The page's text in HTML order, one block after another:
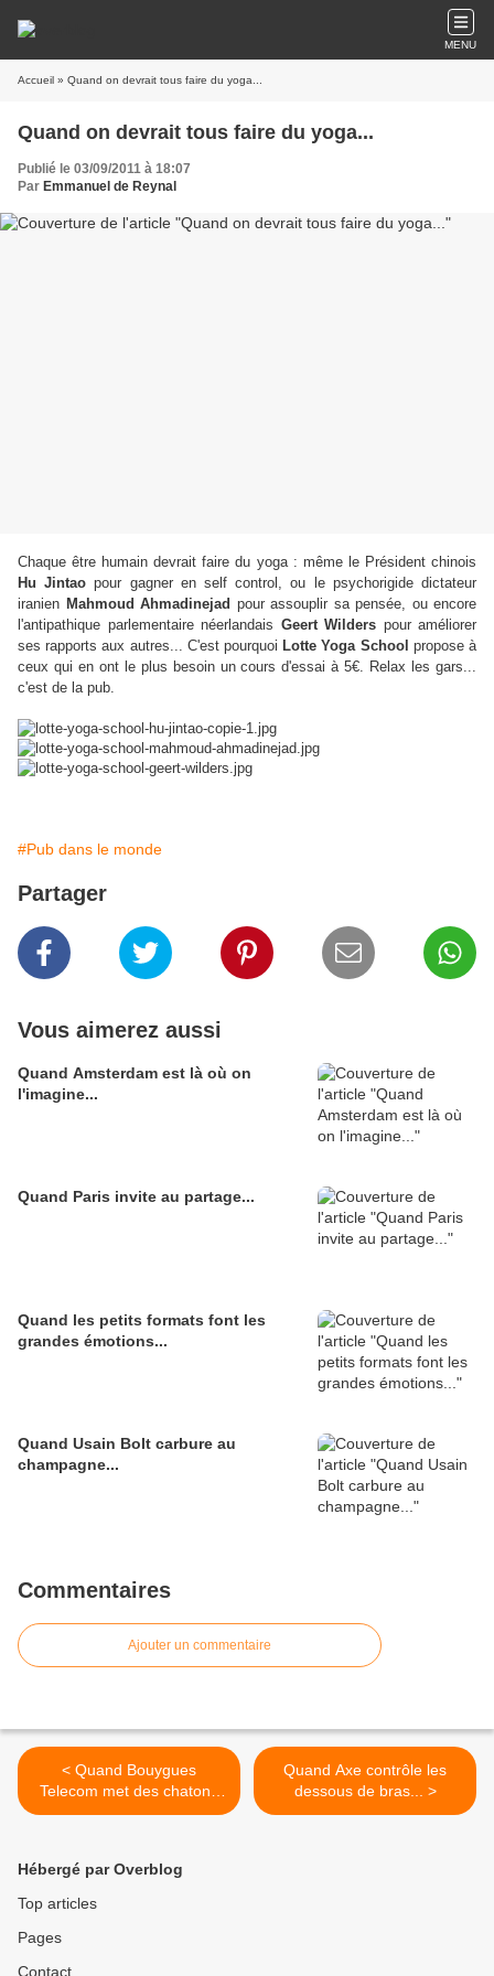
MENU
Accueil » Quand on devrait tous faire du yoga...
Quand on devrait tous faire du yoga...
Publié le 03/09/2011 à 18:07
Par Emmanuel de Reynal
Chaque être humain devrait faire du yoga : même le Président chinois
Hu Jintao pour gagner en self control, ou le psychorigide dictateur
iranien Mahmoud Ahmadinejad pour assouplir sa pensée, ou encore
l'antipathique parlementaire néerlandais Geert Wilders pour améliorer
ses rapports aux autres... C'est pourquoi Lotte Yoga School propose à
ceux qui en ont le plus besoin un cours d'essai à 5€. Relax les gars...
c'est de la pub.
#Pub dans le monde
Partager
Vous aimerez aussi
Quand Amsterdam est là où on
l'imagine...
Quand Paris invite au partage...
Quand les petits formats font les
grandes émotions...
Quand Usain Bolt carbure au
champagne...
Commentaires
Ajouter un commentaire
< Quand Bouygues
Telecom met des chatons
dans sa pub...
Quand Axe contrôle les
dessous de bras... >
Hébergé par Overblog
Top articles
Pages
Contact